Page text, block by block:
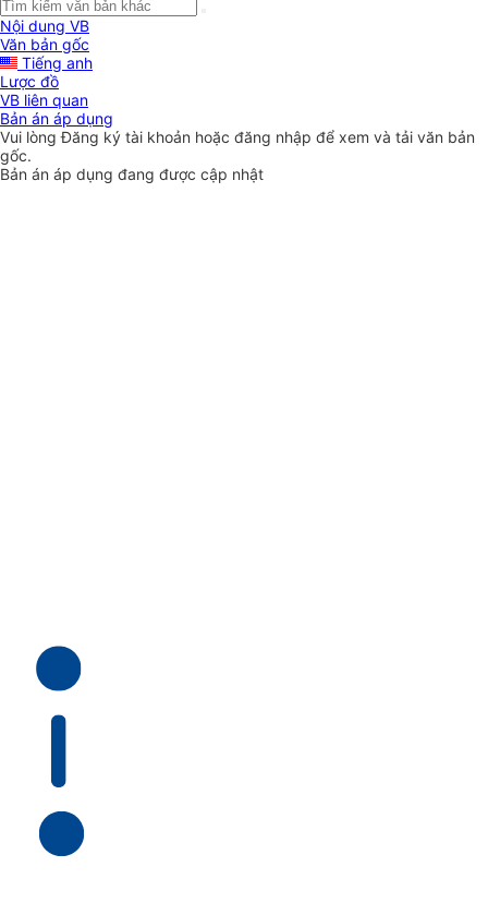
Nội dung VB
Văn bản gốc
Tiếng anh
Lược đồ
VB liên quan
Bản án áp dụng
Vui lòngĐăng ký tài khoản hoặc đăng nhập để xem và tải văn bản
gốc.
Bản án áp dụng đang được cập nhật